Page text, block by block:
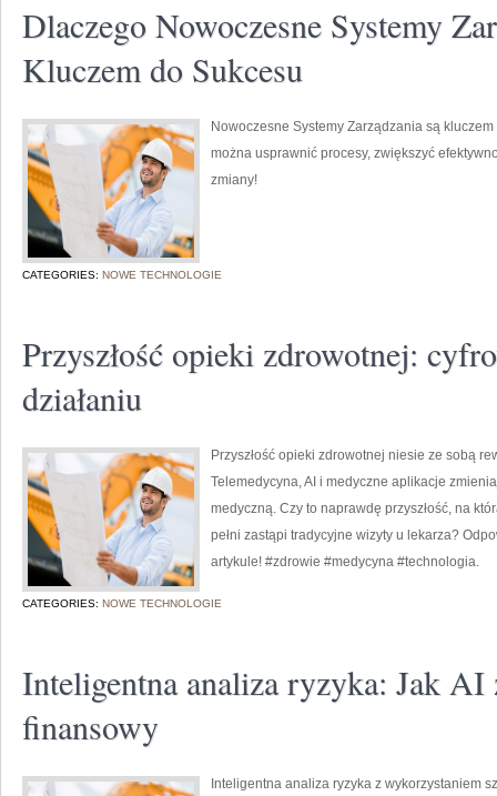
Dlaczego Nowoczesne Systemy
Kluczem do Sukcesu
Nowoczesne Systemy Zarządzania są
można usprawnić procesy, zwiększyć
zmiany!
CATEGORIES: NOWE TECHNOLOGIE
Przyszłość opieki zdrowotnej:
działaniu
Przyszłość opieki zdrowotnej niesie ze sobą
Telemedycyna, AI i medyczne aplikacje
medyczną. Czy to naprawdę przyszłość, na
pełni zastąpi tradycyjne wizyty u lekarza?
artykule! #zdrowie #medycyna #technologia.
CATEGORIES: NOWE TECHNOLOGIE
Inteligentna analiza ryzyka: Jak AI
finansowy
Inteligentna analiza ryzyka z wykorzystaniem